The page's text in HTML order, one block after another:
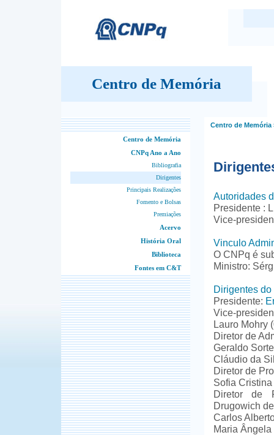
Centro de Memória
Centro de Memória
CNPq Ano a Ano
Bibliografia
Dirigentes
Principais Realizações
Fomento e Bolsas
Premiações
Acervo
História Oral
Biblioteca
Fontes em C&T
Centro de Memória
Autoridades
Presidente :
Vice-
Vinculo
O CNPq é
Ministro:
Dirigentes
Presidente:
Vice-
Lauro Mohry
Diretor de
Geraldo
Cláudio da
Diretor de
Sofia
Diretor de
Drugowich
Carlos
Maria